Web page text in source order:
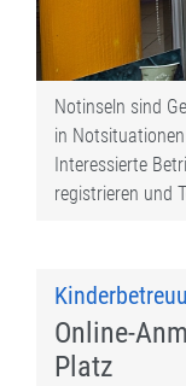
Notinseln sind
in
Interessierte
registrieren und
Online-
Platz